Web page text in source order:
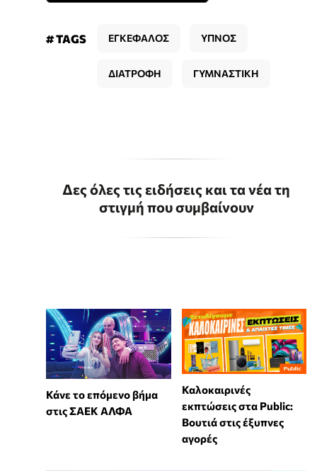
# TAGS ΕΓΚΕΦΑΛΟΣ ΥΠΝΟΣ
ΔΙΑΤΡΟΦΗ ΓΥΜΝΑΣΤΙΚΗ
Δες όλες τις ειδήσεις και τα νέα τη
στιγμή που συμβαίνουν
Κάνε το επόμενο βήμα
στις ΣΑΕΚ ΑΛΦΑ
Καλοκαιρινές
εκπτώσεις στα Public:
Βουτιά στις έξυπνες
αγορές